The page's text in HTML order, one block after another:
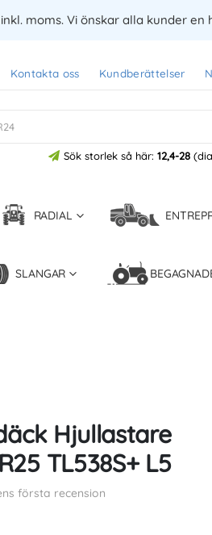
moms. Vi önskar alla kunder en
Kontakta oss Kundberättelser
Sök storlek så här: 12,4-28
RADIAL
SLANGAR
Hjullastare
TL538S+ L5
första recension